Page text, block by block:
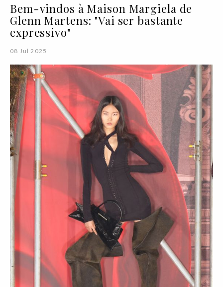
Bem-vindos à Maison Margiela de
Glenn Martens: "Vai ser bastante
expressivo"
08 Jul 2025